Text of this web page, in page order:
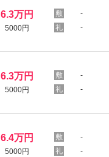
6.3万円
5000円
-
-
6.3万円
5000円
-
-
6.4万円
5000円
-
-